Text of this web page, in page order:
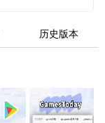
历史版本